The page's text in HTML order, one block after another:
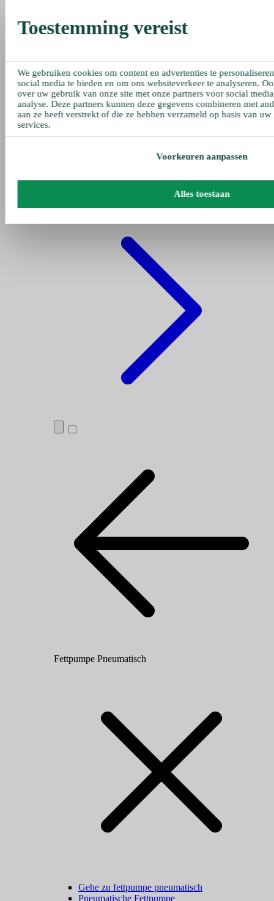
Fettpumpe Pneumatisch
Gehe zu fettpumpe pneumatisch
Pneumatische Fettpumpe
Toestemming vereist
We gebruiken cookies om content en advertenties te
social media te bieden en om ons websiteverkeer te analyseren.
over uw gebruik van onze site met onze partners voor social
analyse. Deze partners kunnen deze gegevens combineren met
aan ze heeft verstrekt of die ze hebben verzameld op basis van
services.
Voorkeuren aanpassen
Alles toestaan